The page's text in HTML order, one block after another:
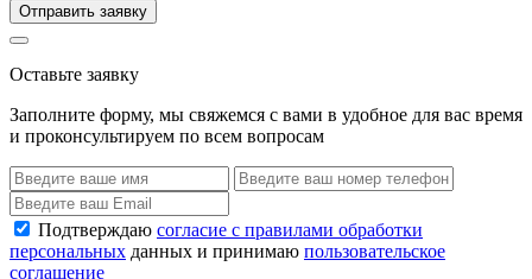
Отправить заявку
Оставьте заявку
Заполните форму, мы свяжемся с вами в удобное для вас время
и проконсультируем по всем вопросам
Подтверждаю согласие с правилами обработки
персональных данных и принимаю пользовательское
соглашение